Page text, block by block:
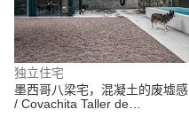
独立住宅
墨西哥八梁宅，混凝土的废墟感
/ Covachita Taller de